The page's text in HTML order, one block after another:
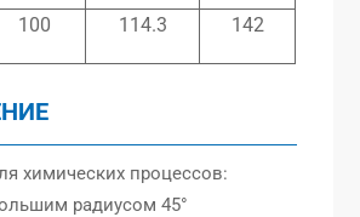
100 114.3 142
химических процессов:
радиусом 45°